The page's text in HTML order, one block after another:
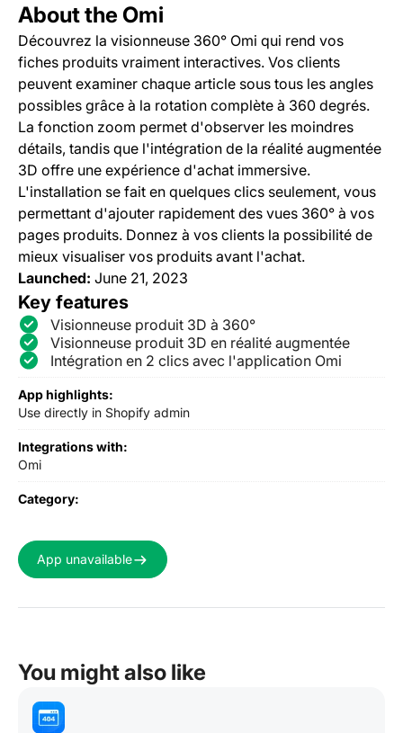
About the Omi
Découvrez la visionneuse 360° Omi qui rend vos
fiches produits vraiment interactives. Vos clients
peuvent examiner chaque article sous tous les angles
possibles grâce à la rotation complète à 360 degrés.
La fonction zoom permet d'observer les moindres
détails, tandis que l'intégration de la réalité augmentée
3D offre une expérience d'achat immersive.
L'installation se fait en quelques clics seulement, vous
permettant d'ajouter rapidement des vues 360° à vos
pages produits. Donnez à vos clients la possibilité de
mieux visualiser vos produits avant l'achat.
Launched: June 21, 2023
Key features
Visionneuse produit 3D à 360°
Visionneuse produit 3D en réalité augmentée
Intégration en 2 clics avec l'application Omi
App highlights:
Use directly in Shopify admin
Integrations with:
Omi
Category:
App unavailable
You might also like